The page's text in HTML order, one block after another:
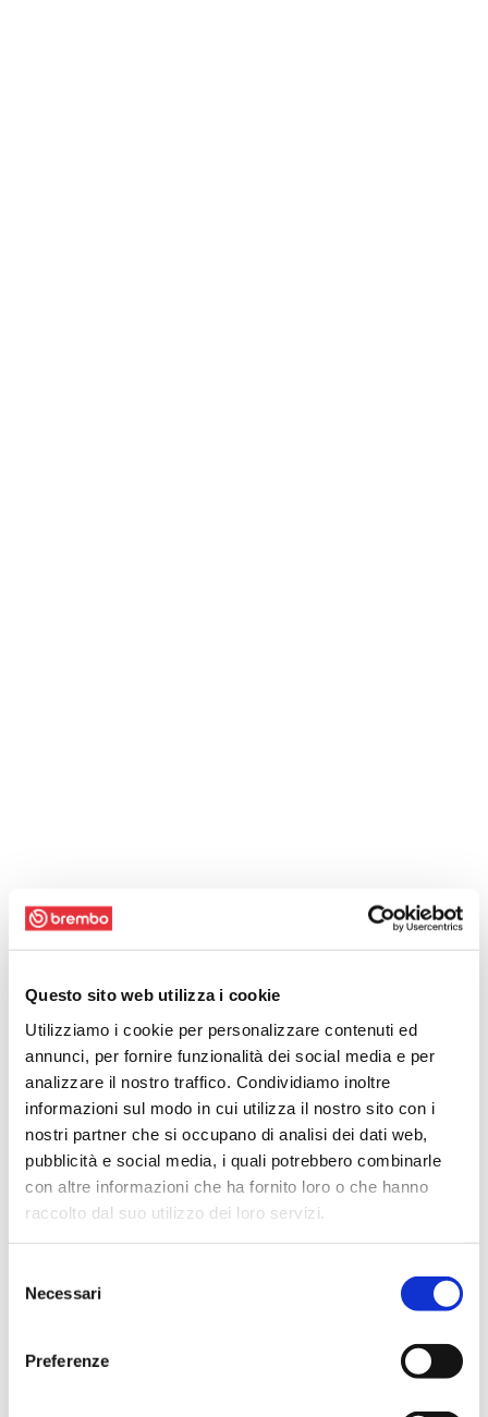
Questo sito web utilizza i cookie
Utilizziamo i cookie per personalizzare contenuti ed
annunci, per fornire funzionalità dei social media e per
analizzare il nostro traffico. Condividiamo inoltre
informazioni sul modo in cui utilizza il nostro sito con i
nostri partner che si occupano di analisi dei dati web,
pubblicità e social media, i quali potrebbero combinarle
con altre informazioni che ha fornito loro o che hanno
raccolto dal suo utilizzo dei loro servizi.
delNecessari
Preferenze